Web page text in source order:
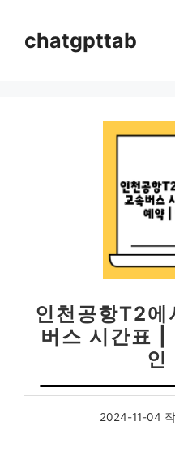
chatgpttab
인천공항T2에
버스 시간표
인
2024-11-04